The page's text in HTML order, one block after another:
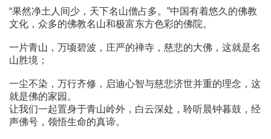
“果然净土人间少，天下名山僧占多。”中国有着悠久的佛教
文化，众多的佛教名山和极富东方色彩的佛院。
一片青山，万顷碧波，庄严的禅寺，慈悲的大佛，这就是名
山胜境；
一尘不染，万行齐修，启迪心智与慈悲济世并重的理念，这
就是佛的家园。
让我们一起置身于青山岭外，白云深处，聆听晨钟暮鼓，经
声佛号，领悟生命的真谛。